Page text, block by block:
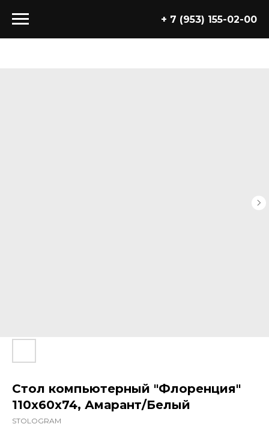
+ 7 (953) 155-02-00
Стол компьютерный "Флоренция"
110х60х74, Амарант/Белый
STOLOGRAM